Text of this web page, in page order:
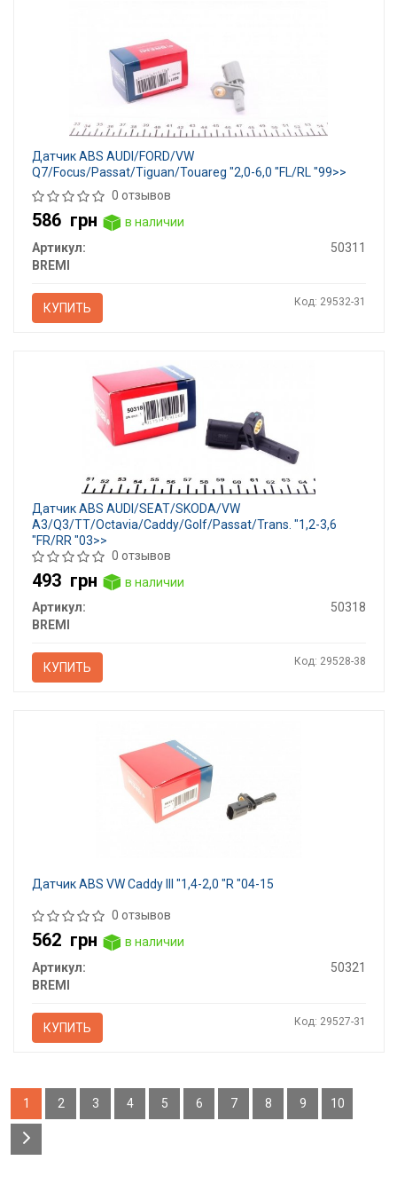
Датчик ABS AUDI/FORD/VW
Q7/Focus/Passat/Tiguan/Touareg "2,0-6,0 "FL/RL "99>>
0 отзывов
586 грн
в наличии
Артикул:
50311
BREMI
КУПИТЬ Код: 29532-31
Датчик ABS AUDI/SEAT/SKODA/VW
A3/Q3/TT/Octavia/Caddy/Golf/Passat/Trans. "1,2-3,6
"FR/RR "03>>
0 отзывов
493 грн
в наличии
Артикул:
50318
BREMI
КУПИТЬ Код: 29528-38
Датчик ABS VW Caddy III "1,4-2,0 "R "04-15
0 отзывов
562 грн
в наличии
Артикул:
50321
BREMI
КУПИТЬ Код: 29527-31
1 2 3 4 5 6 7 8 9 10